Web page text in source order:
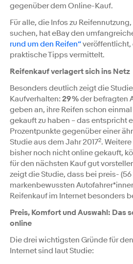
gegenüber dem Online-Kauf.
Für alle, die Infos zu
suchen, hat eBay den
rund um den Reifen“veröffentlicht,
praktische Tipps vermittelt.
Reifenkauf verlagert sich ins Netz
Besonders deutlich zeigt die
Kaufverhalten: 29 %der befragten
geben an, ihre Reifen schon
gekauft zu haben – das entspricht
Prozentpunkte gegenüber einer
Studie aus dem Jahr 20172.
bisher noch nicht online gekauft,
für den nächsten Kauf gut
zeigt die Studie, dass bei preis- (56
markenbewussten
Reifenkauf im Internet besonders
Preis, Komfort und Auswahl: Das
online
Die drei wichtigsten Gründe für
Internet sind laut Studie: